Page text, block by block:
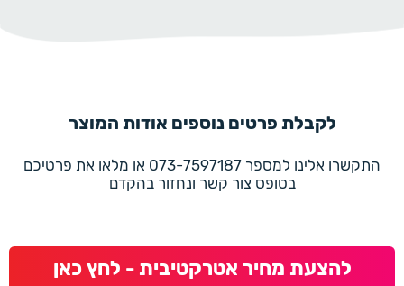
לקבלת פרטים נוספים אודות המוצר
התקשרו אלינו למספר 073-7597187 או מלאו את פרטיכם
בטופס צור קשר ונחזור בהקדם
להצעת מחיר אטרקטיבית - לחץ כאן